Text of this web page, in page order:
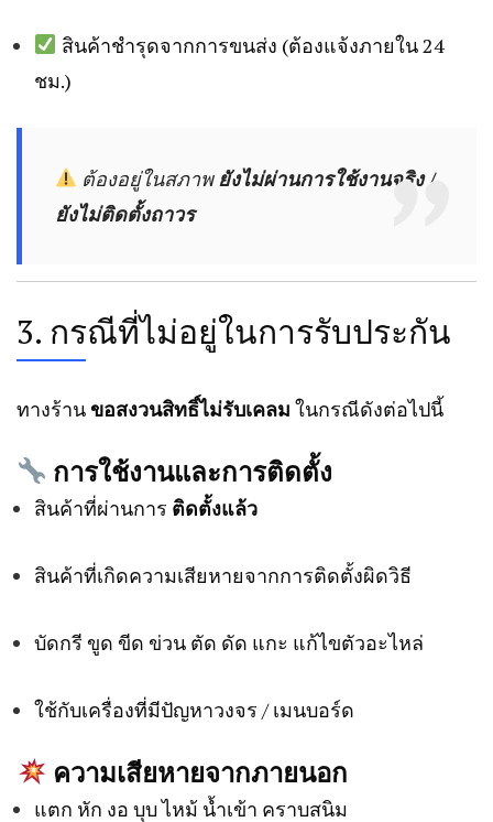
สินค้าชำรุดจากการขนส่ง (ต้องแจ้งภายใน 24
ชม.)
ต้องอยู่ในสภาพ ยังไม่ผ่านการใช้งานจริง /
ยังไม่ติดตั้งถาวร
3. กรณีที่ไม่อยู่ในการรับประกัน
ทางร้านขอสงวนสิทธิ์ไม่รับเคลม ในกรณีดังต่อไปนี้
การใช้งานและการติดตั้ง
สินค้าที่ผ่านการ ติดตั้งแล้ว
สินค้าที่เกิดความเสียหายจากการติดตั้งผิดวิธี
บัดกรี ขูด ขีด ข่วน ตัด ดัด แกะ แก้ไขตัวอะไหล่
ใช้กับเครื่องที่มีปัญหาวงจร / เมนบอร์ด
ความเสียหายจากภายนอก
แตก หัก งอ บุบ ไหม้ น้ำเข้า คราบสนิม